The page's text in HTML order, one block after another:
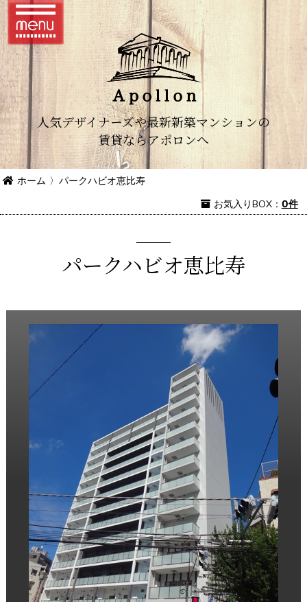
人気デザイナーズや最新新築マンションの
賃貸ならアポロンへ
ホーム 〉パークハビオ恵比寿
お気入りBOX： 0件
パークハビオ恵比寿